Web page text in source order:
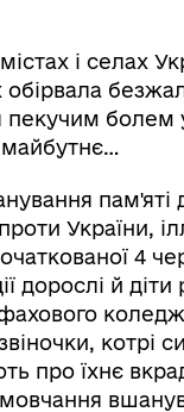
і селах
пекучим болем
пам'яті
України,
4
дорослі й
котрі
про їхнє